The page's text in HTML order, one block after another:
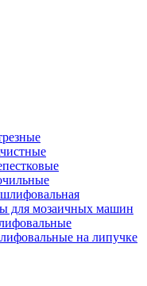
для мозаичных машин
на липучке